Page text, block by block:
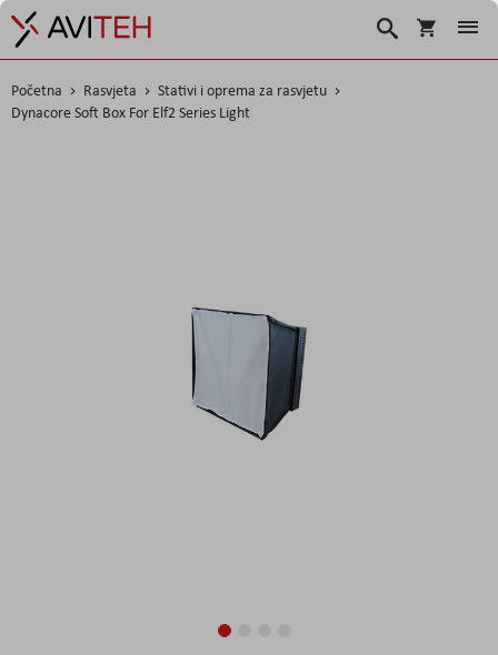
Košarica
Traži
Početna Rasvjeta
Stativi i oprema za rasvjetu
Dynacore Soft Box For Elf2 Series Light